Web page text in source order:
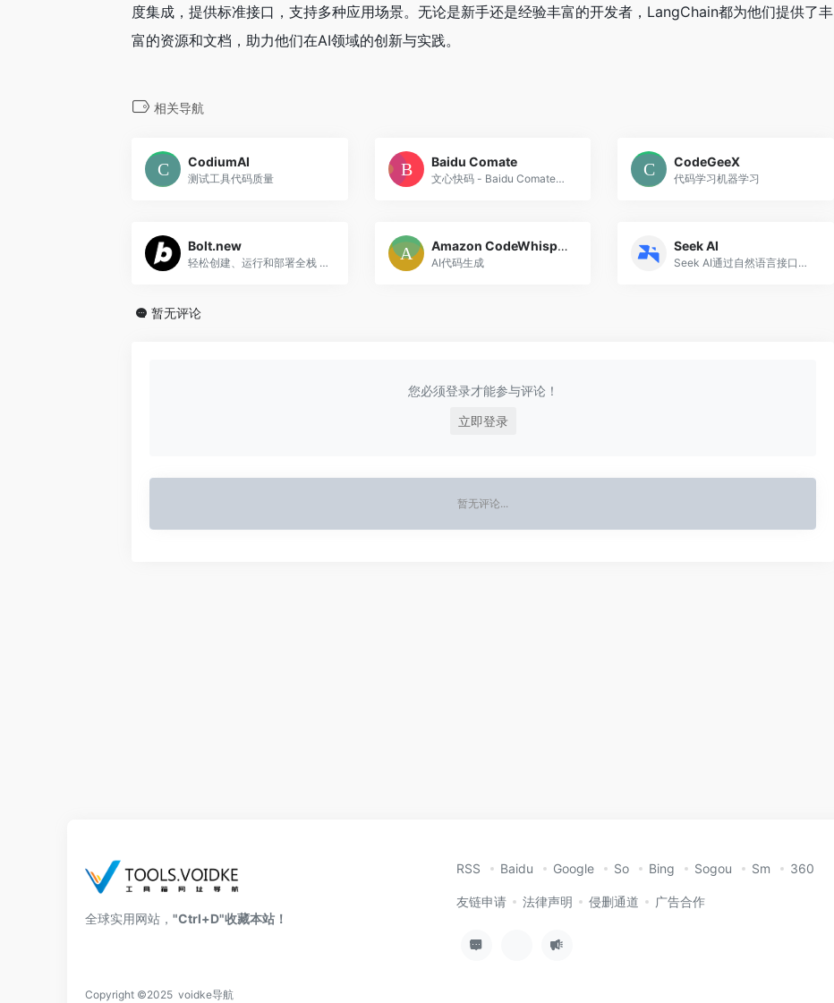
度集成，提供标准接口，支持多种应用场景。无论是新手还是经验丰富的开发者，LangChain都为他们提供了丰
富的资源和文档，助力他们在AI领域的创新与实践。
相关导航
CodiumAI
测试工具代码质量
Baidu Comate
文心快码 - Baidu Comate，更懂你的AI编程伙伴
CodeGeeX
代码学习机器学习
Bolt.new
轻松创建、运行和部署全栈 Web 应用程序
Amazon CodeWhisperer
AI代码生成
Seek AI
Seek AI通过自然语言接口，简化数据分析，助力企业实时洞察
暂无评论
您必须登录才能参与评论！
立即登录
暂无评论...
全球实用网站， "Ctrl+D"收藏本站！
RSS Baidu Google So Bing Sogou Sm 360
友链申请 法律声明 侵删通道 广告合作
Copyright ©2025 voidke导航